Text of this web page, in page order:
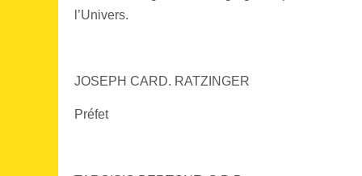
l’Univers.
JOSEPH CARD. RATZINGER
Préfet